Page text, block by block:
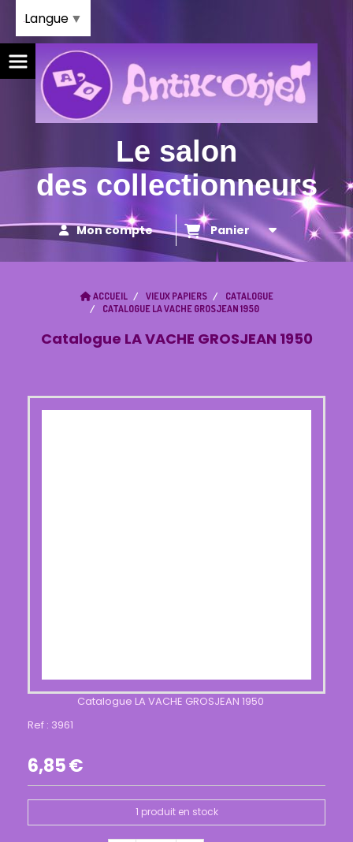
Le salon
des collectionneurs
Mon compte Panier
ACCUEIL VIEUX PAPIERS
CATALOGUE
CATALOGUE LA VACHE GROSJEAN 1950
Catalogue LA VACHE GROSJEAN 1950
Catalogue LA VACHE GROSJEAN 1950
Ref : 3961
6,85€
1 produit en stock
Langue ▼